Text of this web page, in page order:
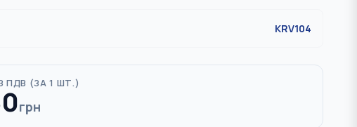
KRV104
ПДВ (ЗА 1 ШТ.)
грн